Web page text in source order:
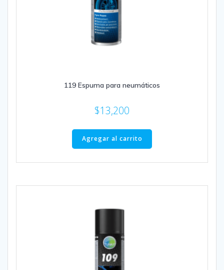
119 Espuma para neumáticos
$13,200
Agregar al carrito